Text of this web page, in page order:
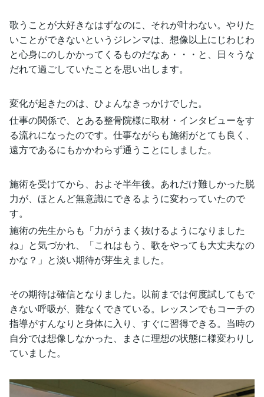
歌うことが大好きなはずなのに、それが叶わない。やりた
いことができないというジレンマは、想像以上にじわじわ
と心身にのしかかってくるものだなあ・・・と、日々うな
だれて過ごしていたことを思い出します。
変化が起きたのは、ひょんなきっかけでした。
仕事の関係で、とある整骨院様に取材・インタビューをす
る流れになったのです。仕事ながらも施術がとても良く、
遠方であるにもかかわらず通うことにしました。
施術を受けてから、およそ半年後。あれだけ難しかった脱
力が、ほとんど無意識にできるように変わっていたので
す。
施術の先生からも「力がうまく抜けるようになりました
ね」と気づかれ、「これはもう、歌をやっても大丈夫なの
かな？」と淡い期待が芽生えました。
その期待は確信となりました。以前までは何度試してもで
きない呼吸が、難なくできている。レッスンでもコーチの
指導がすんなりと身体に入り、すぐに習得できる。当時の
自分では想像しなかった、まさに理想の状態に様変わりし
ていました。